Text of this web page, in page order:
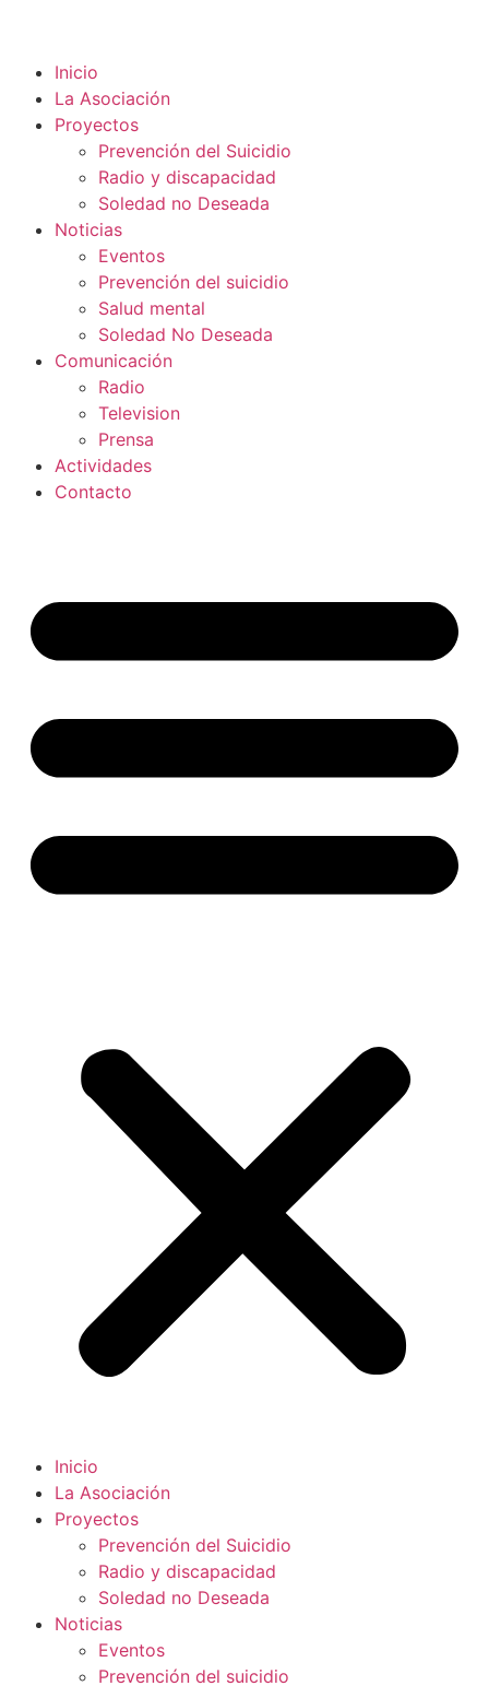
Inicio
La Asociación
Proyectos
Prevención del Suicidio
Radio y discapacidad
Soledad no Deseada
Noticias
Eventos
Prevención del suicidio
Salud mental
Soledad No Deseada
Comunicación
Radio
Television
Prensa
Actividades
Contacto
Inicio
La Asociación
Proyectos
Prevención del Suicidio
Radio y discapacidad
Soledad no Deseada
Noticias
Eventos
Prevención del suicidio